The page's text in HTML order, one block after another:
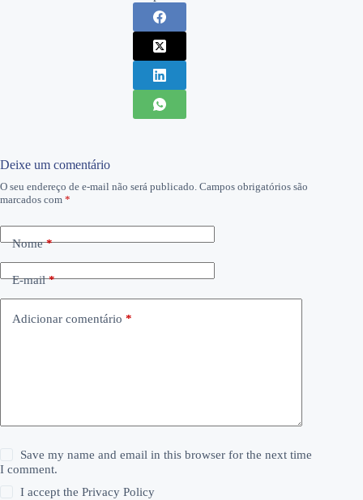
Deixe um comentário
O seu endereço de e-mail não será publicado. Campos obrigatórios são
marcados com *
Nome*
E-mail*
Adicionar comentário *
Save my name and email in this browser for the next time
I comment.
I accept thePrivacy Policy